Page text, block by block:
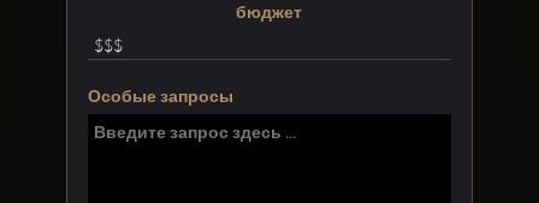
бюджет
Особые запросы